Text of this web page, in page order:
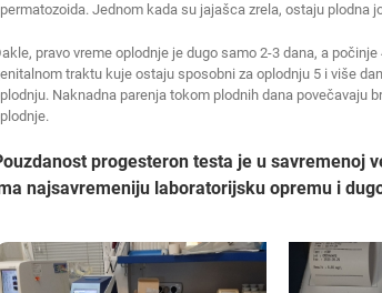
Jednom kada su jajašca zrela, ostaju plodna
pravo vreme oplodnje je dugo samo 2-3 dana, a
traktu kuje ostaju sposobni za oplodnju 5 i više
Naknadna parenja tokom plodnih dana povečavaju
progesteron testa je u savremenoj
najsavremeniju laboratorijsku opremu i